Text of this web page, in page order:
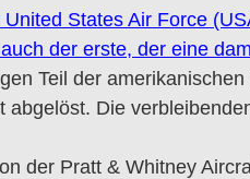
States Air Force
der erste, der eine
Teil der
Die
der Pratt & Whitney